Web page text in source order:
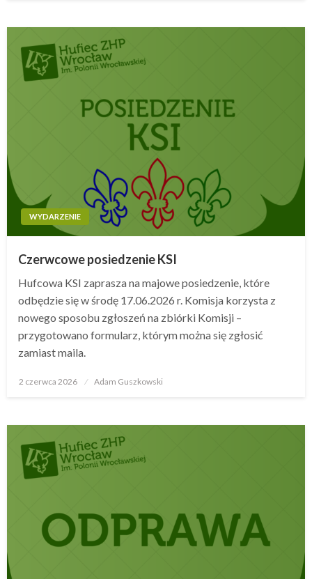
WYDARZENIE
Czerwcowe posiedzenie KSI
Hufcowa KSI zaprasza na majowe posiedzenie, które
odbędzie się w środę 17.06.2026 r. Komisja korzysta z
nowego sposobu zgłoszeń na zbiórki Komisji –
przygotowano formularz, którym można się zgłosić
zamiast maila.
Opublikowane
2 czerwca 2026 Adam Guszkowski